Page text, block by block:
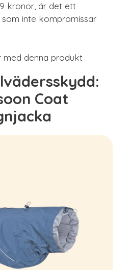
kronor, är det ett
inte kompromissar
med denna produkt
Coat